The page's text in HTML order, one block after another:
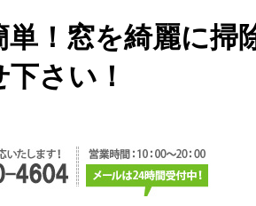
単！窓を綺麗に掃
さい！